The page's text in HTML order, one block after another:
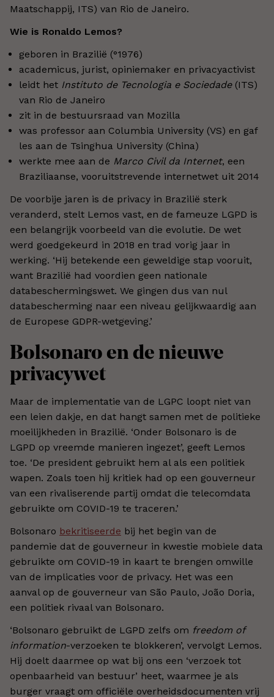
Maatschappij, ITS) van Rio de Janeiro.
Wie is Ronaldo Lemos?
geboren in Brazilië (°1976)
academicus, jurist, opiniemaker en privacyactivist
leidt het Instituto de Tecnologia e Sociedade(ITS)
van Rio de Janeiro
zit in de bestuursraad van Mozilla
was professor aan Columbia University (VS) en gaf
les aan de Tsinghua University (China)
werkte mee aan de Marco Civil da Internet, een
Braziliaanse, vooruitstrevende internetwet uit 2014
De voorbije jaren is de privacy in Brazilië sterk
veranderd, stelt Lemos vast, en de fameuze LGPD is
een belangrijk voorbeeld van die evolutie. De wet
werd goedgekeurd in 2018 en trad vorig jaar in
werking. ‘Hij betekende een geweldige stap vooruit,
want Brazilië had voordien geen nationale
databeschermingswet. We gingen dus van nul
databescherming naar een niveau gelijkwaardig aan
de Europese GDPR-wetgeving.’
Bolsonaro en de nieuwe
privacywet
Maar de implementatie van de LGPC loopt niet van
een leien dakje, en dat hangt samen met de politieke
moeilijkheden in Brazilië. ‘Onder Bolsonaro is de
LGPD op vreemde manieren ingezet’, geeft Lemos
toe. ‘De president gebruikt hem al als een politiek
wapen. Zoals toen hij kritiek had op een gouverneur
van een rivaliserende partij omdat die telecomdata
gebruikte om COVID-19 te traceren.’
Bolsonaro bekritiseerde bij het begin van de
pandemie dat de gouverneur in kwestie mobiele data
gebruikte om COVID-19 in kaart te brengen omwille
van de implicaties voor de privacy. Het was een
aanval op de gouverneur van São Paulo, João Doria,
een politiek rivaal van Bolsonaro.
‘Bolsonaro gebruikt de LGPD zelfs om freedom of
information-verzoeken te blokkeren’, vervolgt Lemos.
Hij doelt daarmee op wat bij ons een ‘verzoek tot
openbaarheid van bestuur’ heet, waarmee je als
burger vraagt om officiële overheidsdocumenten vrij